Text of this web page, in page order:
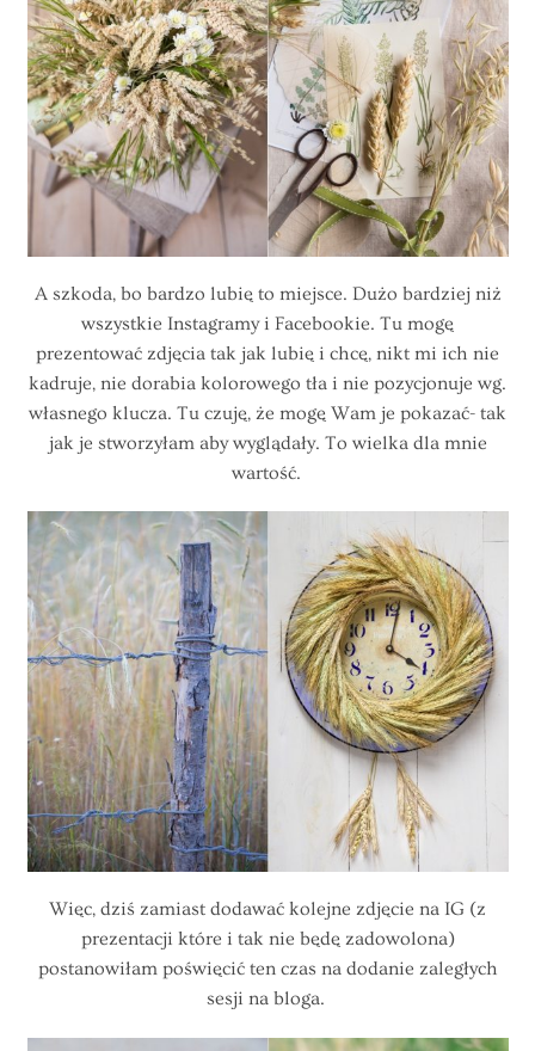
A szkoda, bo bardzo lubię to miejsce. Dużo bardziej niż
wszystkie Instagramy i Facebookie. Tu mogę
prezentować zdjęcia tak jak lubię i chcę, nikt mi ich nie
kadruje, nie dorabia kolorowego tła i nie pozycjonuje wg.
własnego klucza. Tu czuję, że mogę Wam je pokazać- tak
jak je stworzyłam aby wyglądały. To wielka dla mnie
wartość.
Więc, dziś zamiast dodawać kolejne zdjęcie na IG (z
prezentacji które i tak nie będę zadowolona)
postanowiłam poświęcić ten czas na dodanie zaległych
sesji na bloga.